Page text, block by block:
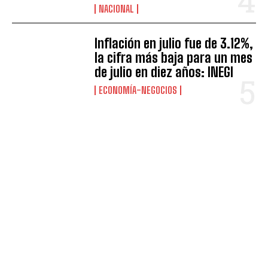
NACIONAL
Inflación en julio fue de 3.12%,
la cifra más baja para un mes
de julio en diez años: INEGI
ECONOMÍA-NEGOCIOS